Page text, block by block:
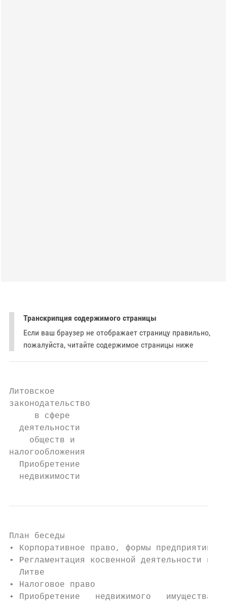
Транскрипция содержимого страницы
Если ваш браузер не отображает страницу правильно,
пожалуйста, читайте содержимое страницы ниже
Литовское
законодательство
     в сфере
  деятельности
    обществ и
налогообложения
  Приобретение
  недвижимости
План беседы
• Корпоративное право, формы предприятий
• Регламентация косвенной деятельности в
  Литве
• Налоговое право
• Приобретение   недвижимого   имущества